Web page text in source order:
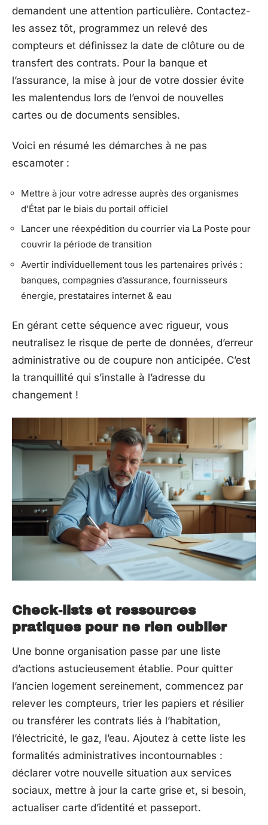
demandent une attention particulière. Contactez-
les assez tôt, programmez un relevé des
compteurs et définissez la date de clôture ou de
transfert des contrats. Pour la banque et
l’assurance, la mise à jour de votre dossier évite
les malentendus lors de l’envoi de nouvelles
cartes ou de documents sensibles.
Voici en résumé les démarches à ne pas
escamoter :
Mettre à jour votre adresse auprès des organismes
d’État par le biais du portail officiel
Lancer une réexpédition du courrier via La Poste pour
couvrir la période de transition
Avertir individuellement tous les partenaires privés :
banques, compagnies d’assurance, fournisseurs
énergie, prestataires internet & eau
En gérant cette séquence avec rigueur, vous
neutralisez le risque de perte de données, d’erreur
administrative ou de coupure non anticipée. C’est
la tranquillité qui s’installe à l’adresse du
changement !
Check-lists et ressources
pratiques pour ne rien oublier
Une bonne organisation passe par une liste
d’actions astucieusement établie. Pour quitter
l’ancien logement sereinement, commencez par
relever les compteurs, trier les papiers et résilier
ou transférer les contrats liés à l’habitation,
l’électricité, le gaz, l’eau. Ajoutez à cette liste les
formalités administratives incontournables :
déclarer votre nouvelle situation aux services
sociaux, mettre à jour la carte grise et, si besoin,
actualiser carte d’identité et passeport.